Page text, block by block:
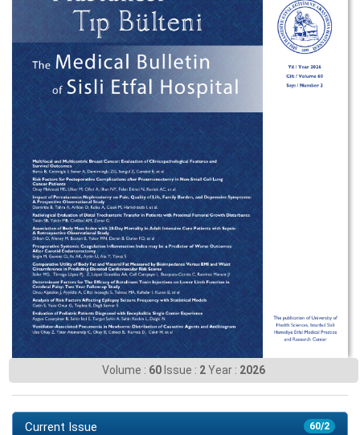
Volume : 60Issue : 2Year : 2026
60/2
Current Issue